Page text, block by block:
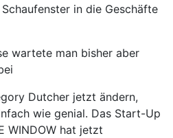
in die Geschäfte
wartete man bisher aber
Dutcher jetzt ändern,
wie genial. Das Start-Up
WINDOW hat jetzt